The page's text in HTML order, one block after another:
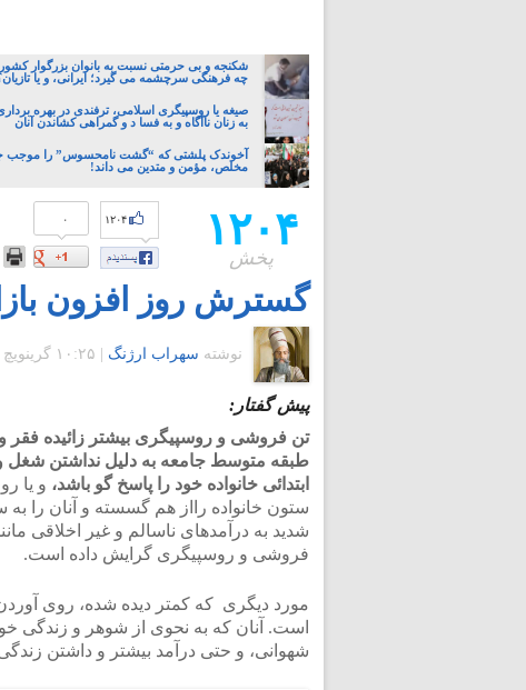
شکنجه و بی حرمتی نسبت به بانوان بزرگوار
چه فرهنگی سرچشمه می گیرد؛ ایرانی، و یا
صیغه یا روسپیگری اسلامی، ترفندی در بهره
به زنان ناآگاه و به فسا د و گمراهی کشاندن آنان
آخوندک پلشتی که “گشت نامحسوس” را موجب
مخلص، مؤمن و متدین می داند!
۱۲۰۴
پخش
۰ ۱۲۰۴
گسترش روز افزون
نوشته سهراب ارژنگ ۱۰:۲۵ گرينويچ - جمعه ۲۸ آبان ۱۳۹۵
پیش گفتار:
طبقه متوسط جامعه به دلیل نداشتن شغل و
ابتدائی خانواده خود را پاسخ گو باشد، و یا
ستون خانواده رااز هم گسسته و آنان را به
شدید به درآمدهای ناسالم و غیر اخلاقی
فروشی و روسپیگری گرایش داده است.
مورد دیگری که کمتر دیده شده، روی
است. آنان که به نحوی از شوهر و زندگی
شهوانی، و حتی درآمد بیشتر و داشتن